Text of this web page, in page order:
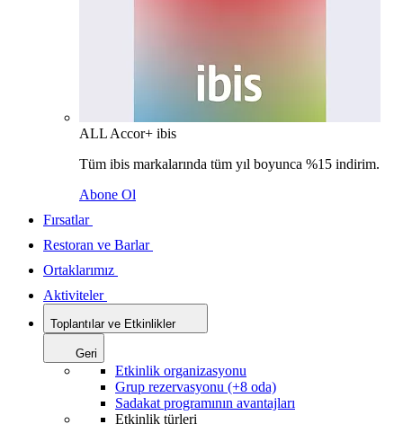
ALL Accor+ ibis
Tüm ibis markalarında tüm yıl boyunca %15 indirim.
Abone Ol
Fırsatlar
Restoran ve Barlar
Ortaklarımız
Aktiviteler
Toplantılar ve Etkinlikler
Geri
Etkinlik organizasyonu
Grup rezervasyonu (+8 oda)
Sadakat programının avantajları
Etkinlik türleri